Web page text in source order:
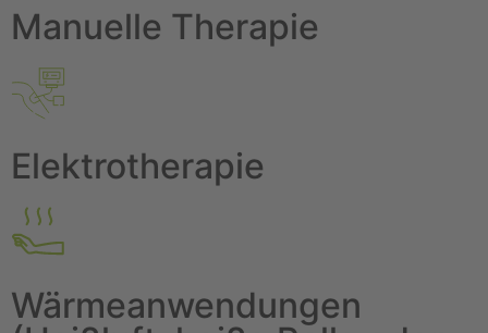
Manuelle Therapie
Elektrotherapie
Wärmeanwendungen